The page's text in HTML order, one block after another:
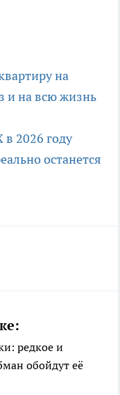
на
и на всю жизнь
2026 году
останется
редкое и
обойдут её